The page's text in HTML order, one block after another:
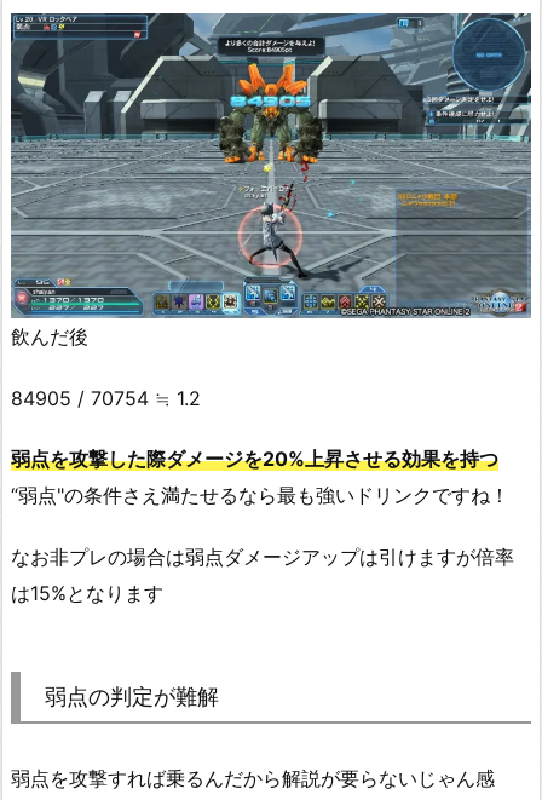
飲んだ後
84905 / 70754 ≒ 1.2
弱点を攻撃した際ダメージを20%上昇させる効果を持つ
“弱点"の条件さえ満たせるなら最も強いドリンクですね！
なお非プレの場合は弱点ダメージアップは引けますが倍率
は15%となります
弱点の判定が難解
弱点を攻撃すれば乗るんだから解説が要らないじゃん感